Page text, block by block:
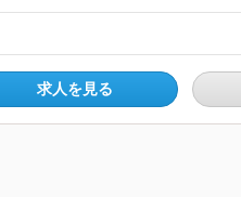
求人を見る